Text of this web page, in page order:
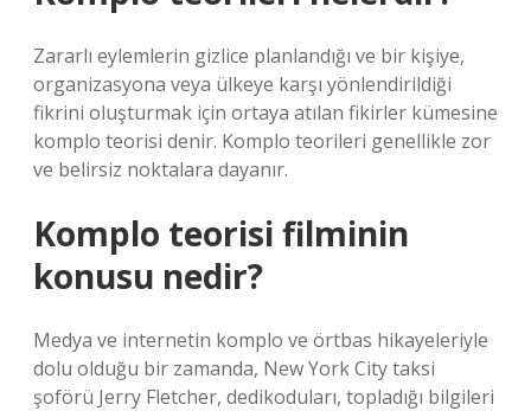
Zararlı eylemlerin gizlice planlandığı ve bir kişiye,
organizasyona veya ülkeye karşı yönlendirildiği
fikrini oluşturmak için ortaya atılan fikirler kümesine
komplo teorisi denir. Komplo teorileri genellikle zor
ve belirsiz noktalara dayanır.
Komplo teorisi filminin
konusu nedir?
Medya ve internetin komplo ve örtbas hikayeleriyle
dolu olduğu bir zamanda, New York City taksi
şoförü Jerry Fletcher, dedikoduları, topladığı bilgileri